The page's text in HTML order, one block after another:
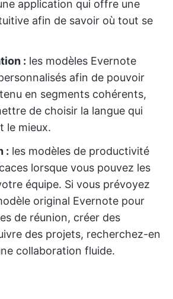
application qui offre une
afin de savoir où tout se
: les modèles Evernote
afin de pouvoir
en segments cohérents,
de choisir la langue qui
le mieux.
: les modèles de productivité
lorsque vous pouvez les
équipe. Si vous prévoyez
original Evernote pour
de réunion, créer des
des projets, recherchez-en
collaboration fluide.